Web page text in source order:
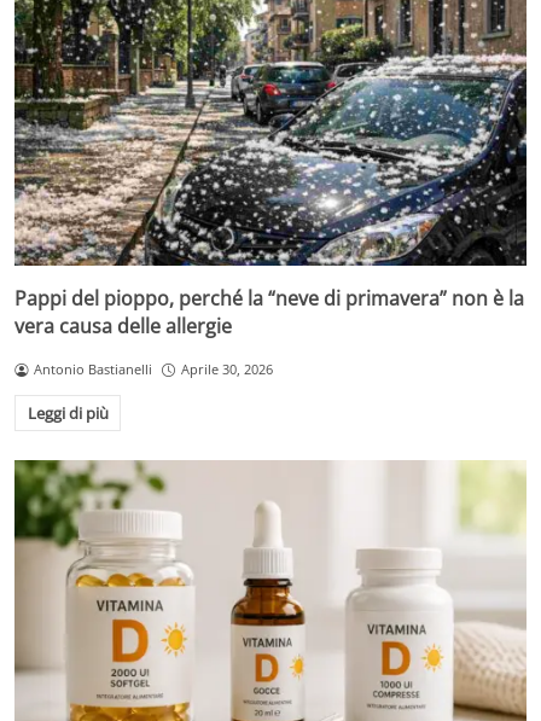
Pappi del pioppo, perché la “neve di primavera” non è la
vera causa delle allergie
Antonio Bastianelli Aprile 30, 2026
Leggi di più